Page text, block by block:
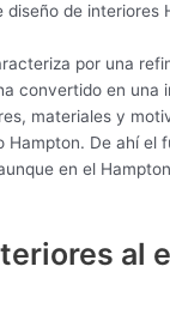
diseño de interiores
por una
convertido en una
materiales y
Hampton. De ahí el
en el
al